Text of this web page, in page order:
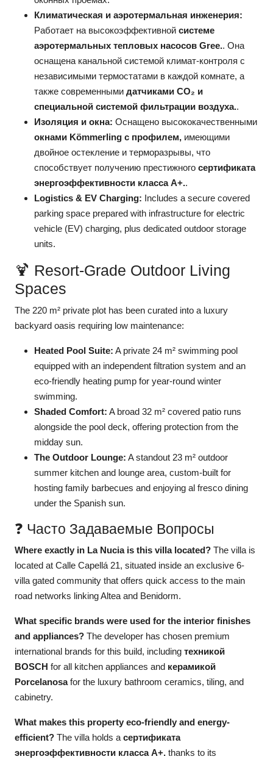
Климатическая и аэротермальная инженерия:
Работает на высокоэффективной системе
аэротермальных тепловых насосов Gree.. Она
оснащена канальной системой климат-контроля с
независимыми термостатами в каждой комнате, а
также современными датчиками CO₂ и
специальной системой фильтрации воздуха..
Изоляция и окна: Оснащено высококачественными
окнами Kömmerling с профилем, имеющими
двойное остекление и терморазрывы, что
способствует получению престижного сертификата
энергоэффективности класса A+..
Logistics & EV Charging: Includes a secure covered
parking space prepared with infrastructure for electric
vehicle (EV) charging, plus dedicated outdoor storage
units.
🍹 Resort-Grade Outdoor Living
Spaces
The 220 m² private plot has been curated into a luxury
backyard oasis requiring low maintenance:
Heated Pool Suite: A private 24 m² swimming pool
equipped with an independent filtration system and an
eco-friendly heating pump for year-round winter
swimming.
Shaded Comfort: A broad 32 m² covered patio runs
alongside the pool deck, offering protection from the
midday sun.
The Outdoor Lounge: A standout 23 m² outdoor
summer kitchen and lounge area, custom-built for
hosting family barbecues and enjoying al fresco dining
under the Spanish sun.
❓ Часто Задаваемые Вопросы
Where exactly in La Nucia is this villa located? The villa is
located at Calle Capellá 21, situated inside an exclusive 6-
villa gated community that offers quick access to the main
road networks linking Altea and Benidorm.
What specific brands were used for the interior finishes
and appliances? The developer has chosen premium
international brands for this build, including техникой
BOSCH for all kitchen appliances and керамикой
Porcelanosafor the luxury bathroom ceramics, tiling, and
cabinetry.
What makes this property eco-friendly and energy-
efficient? The villa holds a сертификата
энергоэффективности класса A+. thanks to its